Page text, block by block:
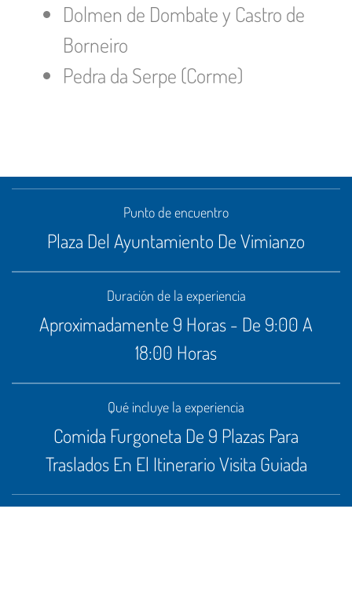
Dolmen de Dombate y Castro de
Borneiro
Pedra da Serpe (Corme)
Punto de encuentro
Plaza Del Ayuntamiento De Vimianzo
Duración de la experiencia
Aproximadamente 9 Horas - De 9:00 A
18:00 Horas
Qué incluye la experiencia
Comida Furgoneta De 9 Plazas Para
Traslados En El Itinerario Visita Guiada